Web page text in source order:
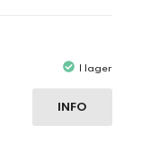
I lager
INFO